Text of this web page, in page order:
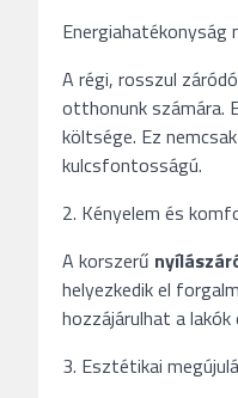
Energiahatékonyság
A régi, rosszul záródó
otthonunk számára.
költsége. Ez
kulcsfontosságú.
2. Kényelem és
A korszerű
helyezkedik el
hozzájárulhat a
3. Esztétikai